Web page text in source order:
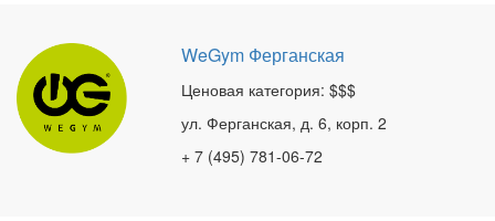
WeGym Ферганская
Ценовая категория: $$$
ул. Ферганская, д. 6, корп. 2
+ 7 (495) 781-06-72